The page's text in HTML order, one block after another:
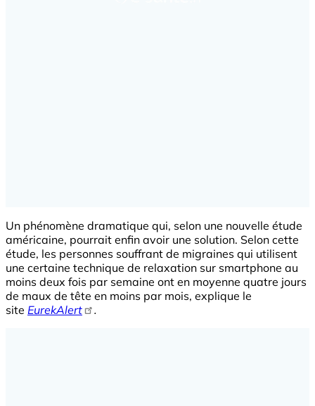
Un phénomène dramatique qui, selon une nouvelle étude
américaine, pourrait enfin avoir une solution. Selon cette
étude, les personnes souffrant de migraines qui utilisent
une certaine technique de relaxation sur smartphone au
moins deux fois par semaine ont en moyenne quatre jours
de maux de tête en moins par mois, explique le
site EurekAlert .